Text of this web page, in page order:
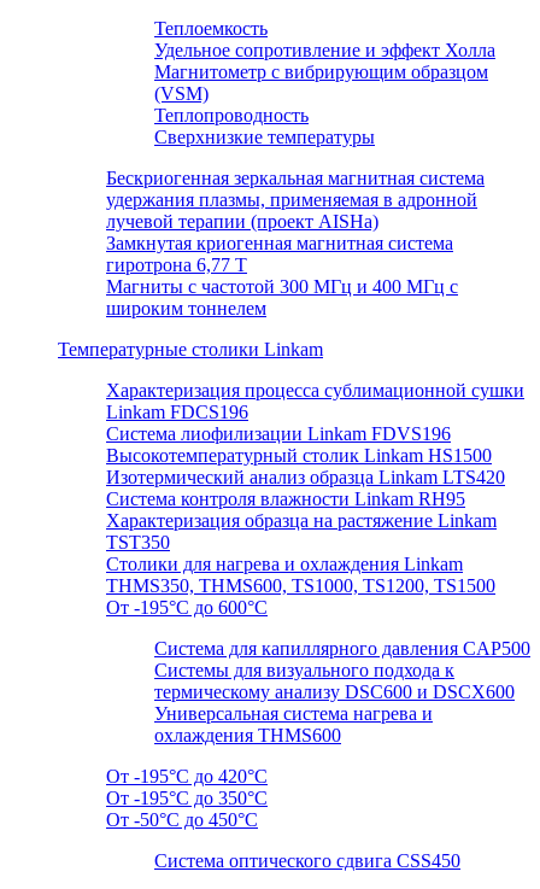
Теплоемкость
Удельное сопротивление и эффект Холла
Магнитометр с вибрирующим образцом
(VSM)
Теплопроводность
Сверхнизкие температуры
Бескриогенная зеркальная магнитная система
удержания плазмы, применяемая в адронной
лучевой терапии (проект AISHa)
Замкнутая криогенная магнитная система
гиротрона 6,77 T
Магниты с частотой 300 МГц и 400 МГц с
широким тоннелем
Температурные столики Linkam
Характеризация процесса сублимационной сушки
Linkam FDCS196
Система лиофилизации Linkam FDVS196
Высокотемпературный столик Linkam HS1500
Изотермический анализ образца Linkam LTS420
Система контроля влажности Linkam RH95
Характеризация образца на растяжение Linkam
TST350
Столики для нагрева и охлаждения Linkam
THMS350, THMS600, TS1000, TS1200, TS1500
От -195°C до 600°C
Система для капиллярного давления CAP500
Системы для визуального подхода к
термическому анализу DSC600 и DSCX600
Универсальная система нагрева и
охлаждения THMS600
От -195°C до 420°C
От -195°C до 350°C
От -50°C до 450°C
Система оптического сдвига CSS450